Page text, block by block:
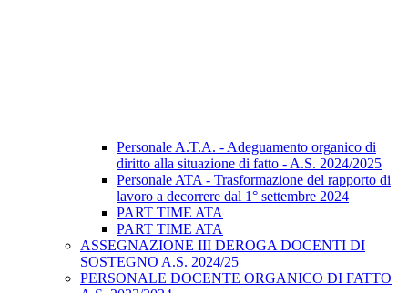
Personale A.T.A. - Adeguamento organico di
diritto alla situazione di fatto - A.S. 2024/2025
Personale ATA - Trasformazione del rapporto di
lavoro a decorrere dal 1° settembre 2024
PART TIME ATA
PART TIME ATA
ASSEGNAZIONE III DEROGA DOCENTI DI
SOSTEGNO A.S. 2024/25
PERSONALE DOCENTE ORGANICO DI FATTO